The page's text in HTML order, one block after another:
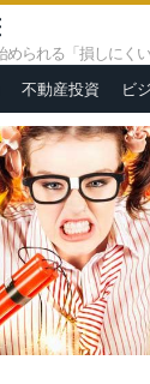
められる「損しにくい
不動産投資 ビ
アメリカの「時限爆
いる